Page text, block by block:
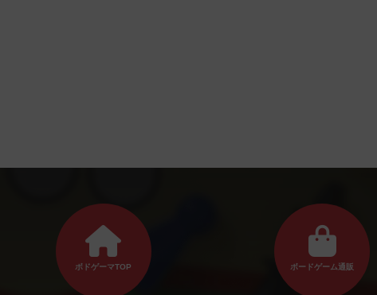
ボドゲーマTOP ボードゲーム通販